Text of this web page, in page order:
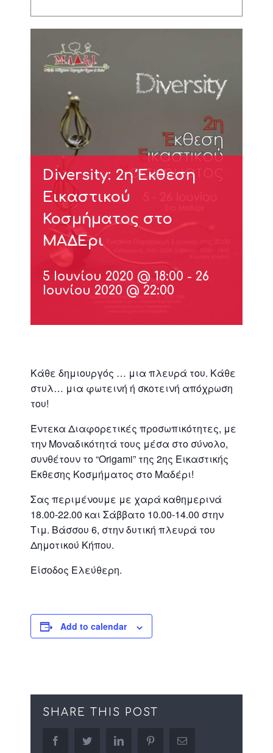
Diversity: 2η Έκθεση
Εικαστικού
Κοσμήματος στο
ΜΑΔΕρι
5 Ιουνίου 2020 @ 18:00 - 26
Ιουνίου 2020 @ 22:00
Κάθε δημιουργός … μια πλευρά του. Κάθε
στυλ… μια φωτεινή ή σκοτεινή απόχρωση
του!
Έντεκα Διαφορετικές προσωπικότητες, με
την Μοναδικότητά τους μέσα στο σύνολο,
συνθέτουν το “Origami” της 2ης Εικαστικής
Έκθεσης Κοσμήματος στο Μαδέρι!
Σας περιμένουμε με χαρά καθημερινά
18.00-22.00 και Σάββατο 10.00-14.00 στην
Τιμ. Βάσσου 6, στην δυτική πλευρά του
Δημοτικού Κήπου.
Είσοδος Ελεύθερη.
Add to calendar
SHARE THIS POST
facebooktwitter linkedin pinterestEmail